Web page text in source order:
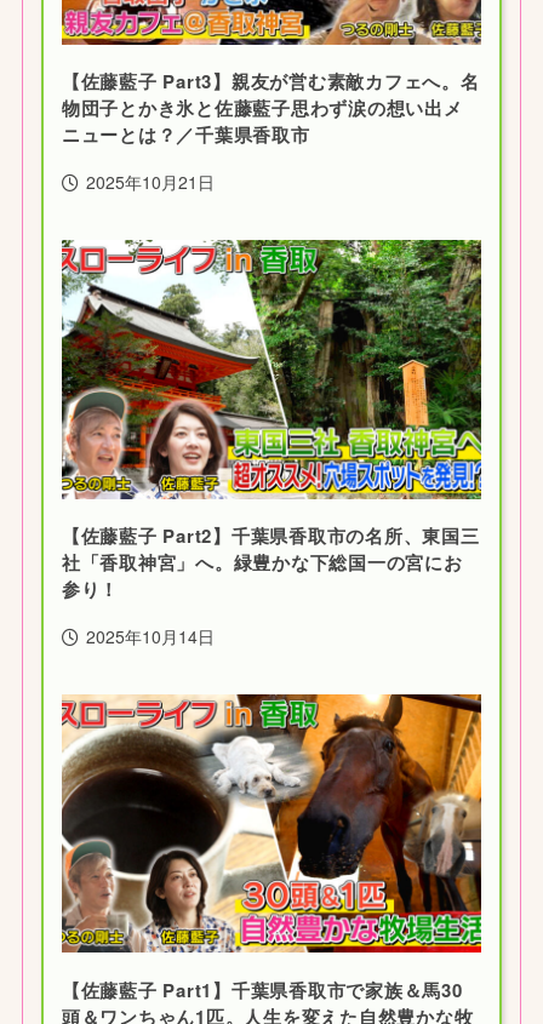
【佐藤藍子 Part3】親友が営む素敵カフェへ。名
物団子とかき氷と佐藤藍子思わず涙の想い出メ
ニューとは？／千葉県香取市
2025年10月21日
【佐藤藍子 Part2】千葉県香取市の名所、東国三
社「香取神宮」へ。緑豊かな下総国一の宮にお
参り！
2025年10月14日
【佐藤藍子 Part1】千葉県香取市で家族＆馬30
頭＆ワンちゃん1匹。人生を変えた自然豊かな牧